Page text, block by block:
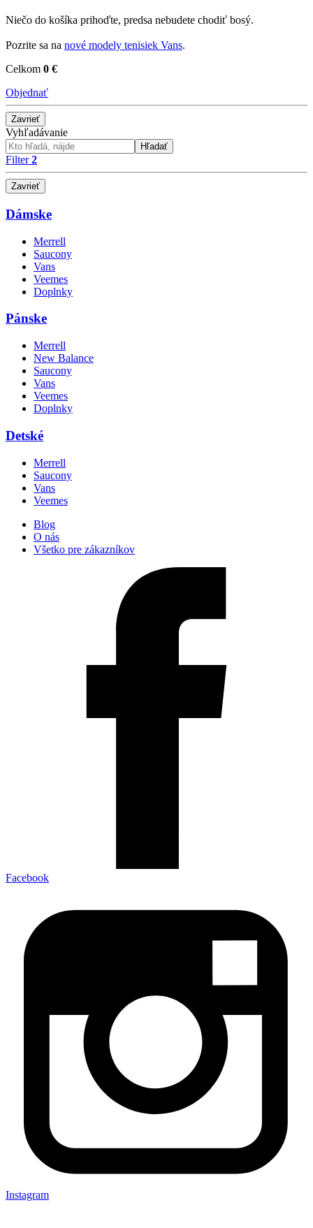
Niečo do košíka prihoďte, predsa nebudete chodiť bosý.
Pozrite sa na nové modely tenisiek Vans.
Celkom 0 €
Objednať
Zavrieť
Vyhľadávanie
Hľadať
Filter2
Zavrieť
Dámske
Merrell
Saucony
Vans
Veemes
Doplnky
Pánske
Merrell
New Balance
Saucony
Vans
Veemes
Doplnky
Detské
Merrell
Saucony
Vans
Veemes
Blog
O nás
Všetko pre zákazníkov
Facebook
Instagram